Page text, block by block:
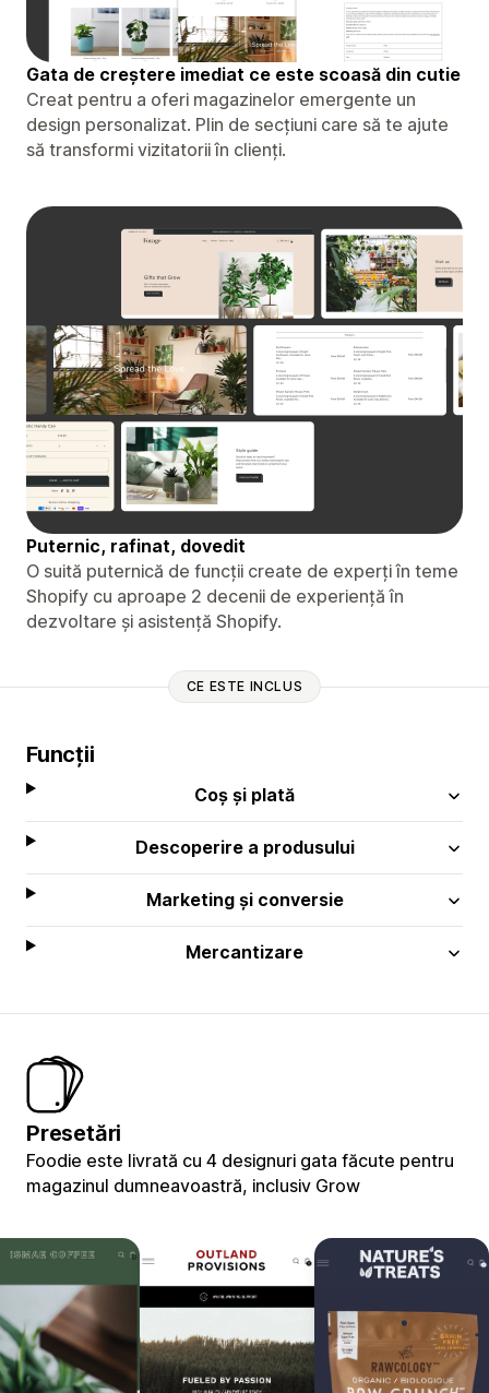
Gata de creștere imediat ce este scoasă din cutie
Creat pentru a oferi magazinelor emergente un
design personalizat. Plin de secțiuni care să te ajute
să transformi vizitatorii în clienți.
Puternic, rafinat, dovedit
O suită puternică de funcții create de experți în teme
Shopify cu aproape 2 decenii de experiență în
dezvoltare și asistență Shopify.
CE ESTE INCLUS
Funcții
Coș și plată
Descoperire a produsului
Marketing și conversie
Mercantizare
Presetări
Foodie este livrată cu 4 designuri gata făcute pentru
magazinul dumneavoastră, inclusiv Grow